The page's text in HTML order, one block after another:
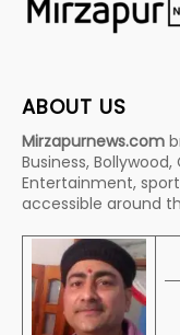
ABOUT US
Mirzapurnews.com
Business,
Entertainment,
accessible around